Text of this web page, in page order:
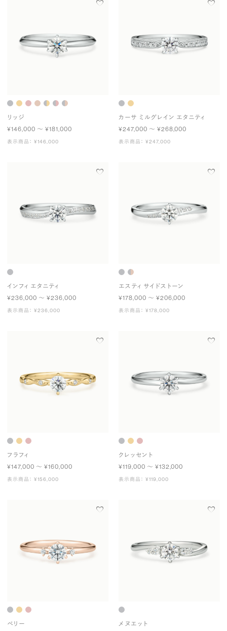
リッジ
¥146,000 〜 ¥181,000
表示商品： ¥146,000
カーサ ミルグレイン エタニティ
¥247,000 〜 ¥268,000
表示商品： ¥247,000
インフィ エタニティ
¥236,000 〜 ¥236,000
表示商品： ¥236,000
エスティ サイドストーン
¥178,000 〜 ¥206,000
表示商品： ¥178,000
フラフィ
¥147,000 〜 ¥160,000
表示商品： ¥156,000
クレッセント
¥119,000 〜 ¥132,000
表示商品： ¥119,000
ベリー
メヌエット